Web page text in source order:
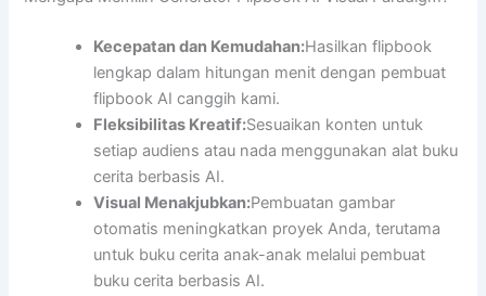
Kecepatan dan Kemudahan:Hasilkan flipbook
lengkap dalam hitungan menit dengan pembuat
flipbook AI canggih kami.
Fleksibilitas Kreatif:Sesuaikan konten untuk
setiap audiens atau nada menggunakan alat buku
cerita berbasis AI.
Visual Menakjubkan:Pembuatan gambar
otomatis meningkatkan proyek Anda, terutama
untuk buku cerita anak-anak melalui pembuat
buku cerita berbasis AI.